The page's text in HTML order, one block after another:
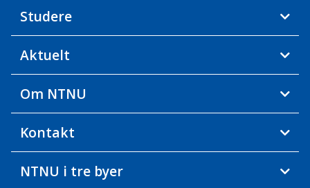
Studere
Aktuelt
Om NTNU
Kontakt
NTNU i tre byer